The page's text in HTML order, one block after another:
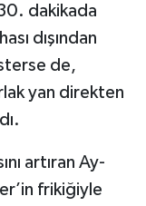
dakikada
dışından
de,
yan direkten
artıran Ay-
frikiğiyle